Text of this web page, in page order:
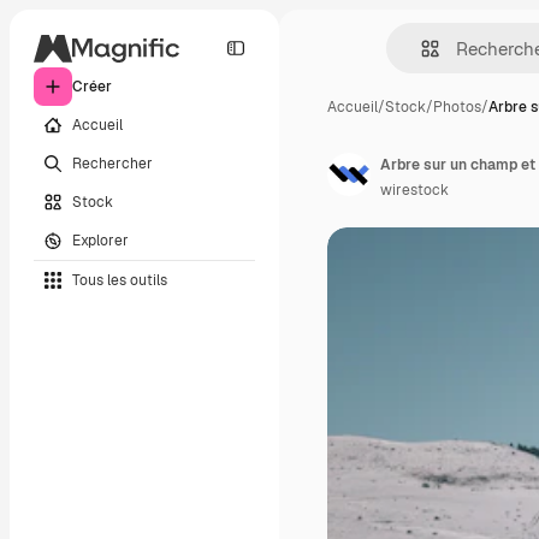
Créer
Accueil
Rechercher
Stock
Explorer
Tous les outils
Accueil/Stock/Photos/Arbre
Arbre sur un champ
wirestock